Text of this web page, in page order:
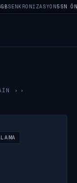
SENKRONIZASYON5SN
›